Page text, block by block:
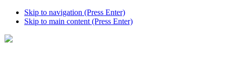
Skip to navigation (Press Enter)
Skip to main content (Press Enter)